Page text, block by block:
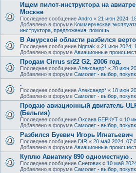
Ищем пилот-инструктора на
Москве
Последнее сообщение Andro « 21 июн 2024,
Добавлено в форуме Коммерческая
инструктора, предложения, помощь
В Амурской области разбился
Последнее сообщение bigmak « 21 июн 2024,
Добавлено в форуме Авиационные
Продам Cirrus sr22 G2, 2006 год.
Последнее сообщение Александр* « 20 июн
Добавлено в форуме Самолет - выбор,
.
Последнее сообщение Александр* « 18 июн
Добавлено в форуме Самолет - выбор,
Продаю авиационный двигатель
(Бельгия)
Последнее сообщение Оксана БЕРКУТ « 10
Добавлено в форуме Самолет - выбор,
Разбился Буевич Игорь Игнатьевич
Последнее сообщение DIR « 20 май 2024,
Добавлено в форуме Авиационные
Куплю Авиатику 890 одноместную .
Последнее сообщение Снеговик « 10 май
Добавлено в форуме Самолет - выбор,